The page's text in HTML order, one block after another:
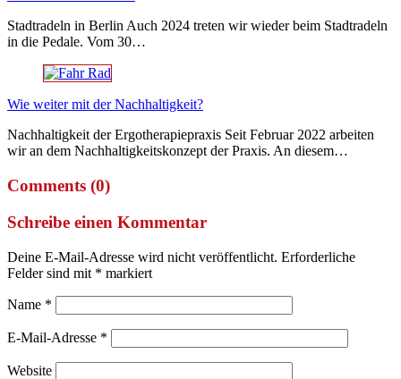
Stadtradeln in Berlin Auch 2024 treten wir wieder beim Stadtradeln
in die Pedale. Vom 30…
Wie weiter mit der Nachhaltigkeit?
Nachhaltigkeit der Ergotherapiepraxis Seit Februar 2022 arbeiten
wir an dem Nachhaltigkeitskonzept der Praxis. An diesem…
Comments (0)
Schreibe einen Kommentar
Deine E-Mail-Adresse wird nicht veröffentlicht. Erforderliche
Felder sind mit * markiert
Name *
E-Mail-Adresse *
Website